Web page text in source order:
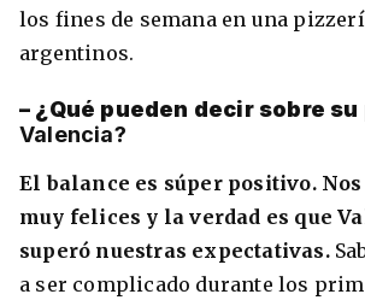
los fines de semana en una
argentinos.
– ¿Qué pueden decir sobre
Valencia?
El balance es súper positivo.
muy felices y la verdad es que
superó nuestras expectativas.
a ser complicado durante los